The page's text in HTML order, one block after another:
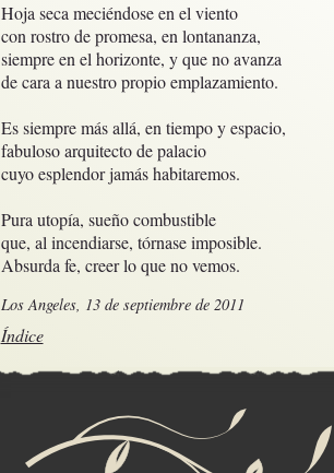
Hoja seca meciéndose en el viento
con rostro de promesa, en lontananza,
siempre en el horizonte, y que no avanza
de cara a nuestro propio emplazamiento.
Es siempre más allá, en tiempo y espacio,
fabuloso arquitecto de palacio
cuyo esplendor jamás habitaremos.
Pura utopía, sueño combustible
que, al incendiarse, tórnase imposible.
Absurda fe, creer lo que no vemos.
Los Angeles, 13 de septiembre de 2011
Índice